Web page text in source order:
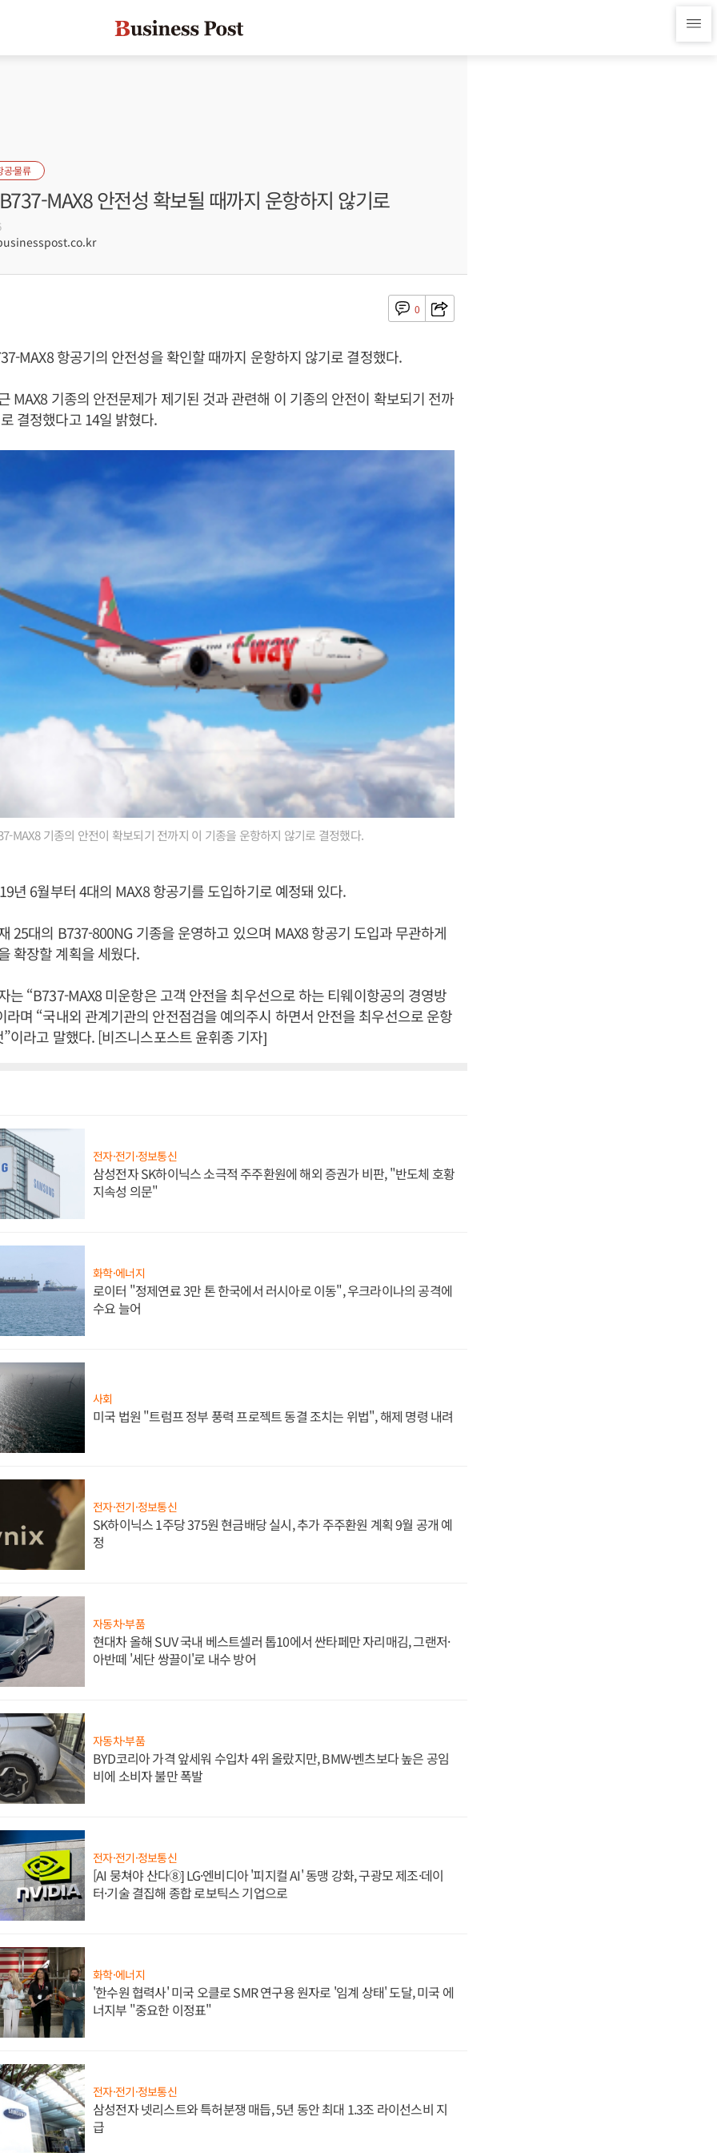
공·물류
MAX8 안전성 확보될 때까지 운항하지 않기로
0
MAX8 항공기의 안전성을 확인할 때까지 운항하지 않기로 결정했다.
MAX8 기종의 안전문제가 제기된 것과 관련해 이 기종의 안전이 확보되기 전까
결정했다고 14일 밝혔다.
MAX8 기종의 안전이 확보되기 전까지 이 기종을 운항하지 않기로 결정했다.
년 6월부터 4대의 MAX8 항공기를 도입하기로 예정돼 있다.
25대의 B737-800NG 기종을 운영하고 있으며 MAX8 항공기 도입과 무관하게
확장할 계획을 세웠다.
는 “B737-MAX8 미운항은 고객 안전을 최우선으로 하는 티웨이항공의 경영방
라며 “국내외 관계기관의 안전점검을 예의주시 하면서 안전을 최우선으로 운항
이라고 말했다. [비즈니스포스트 윤휘종 기자]
전자·전기·정보통신
삼성전자 SK하이닉스 소극적 주주환원에 해외 증권가 비판, "반도체 호황
지속성 의문"
화학·에너지
로이터 "정제연료 3만 톤 한국에서 러시아로 이동", 우크라이나의 공격에
수요 늘어
사회
미국 법원 "트럼프 정부 풍력 프로젝트 동결 조치는 위법", 해제 명령 내려
전자·전기·정보통신
SK하이닉스 1주당 375원 현금배당 실시, 추가 주주환원 계획 9월 공개 예
정
자동차·부품
현대차 올해 SUV 국내 베스트셀러 톱10에서 싼타페만 자리매김, 그랜저·
아반떼 '세단 쌍끌이'로 내수 방어
자동차·부품
BYD코리아 가격 앞세워 수입차 4위 올랐지만, BMW·벤츠보다 높은 공임
비에 소비자 불만 폭발
전자·전기·정보통신
[AI 뭉쳐야 산다⑧] LG·엔비디아 '피지컬 AI' 동맹 강화, 구광모 제조·데이
터·기술 결집해 종합 로보틱스 기업으로
화학·에너지
'한수원 협력사' 미국 오클로 SMR 연구용 원자로 '임계 상태' 도달, 미국 에
너지부 "중요한 이정표"
전자·전기·정보통신
삼성전자 넷리스트와 특허분쟁 매듭, 5년 동안 최대 1.3조 라이선스비 지
급